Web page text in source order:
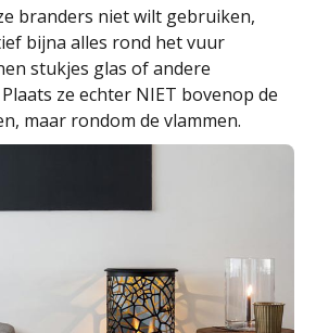
branders niet wilt gebruiken,
bijna alles rond het vuur
stukjes glas of andere
ze echter NIET bovenop de
maar rondom de vlammen.